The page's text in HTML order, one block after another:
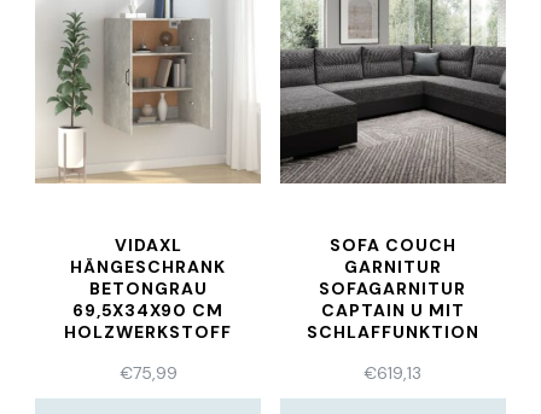
VIDAXL
HÄNGESCHRANK
BETONGRAU
69,5X34X90 CM
HOLZWERKSTOFF
€75,99
SOFA COUCH
GARNITUR
SOFAGARNITUR
CAPTAIN U MIT
SCHLAFFUNKTION
NEU
€619,13